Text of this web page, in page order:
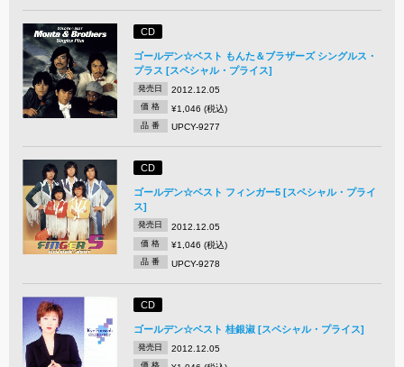
CD
ゴールデン☆ベスト もんた＆ブラザーズ シングルス・
プラス [スペシャル・プライス]
発売日 2012.12.05
価 格 ¥1,046 (税込)
品 番 UPCY-9277
CD
ゴールデン☆ベスト フィンガー5 [スペシャル・プライ
ス]
発売日 2012.12.05
価 格 ¥1,046 (税込)
品 番 UPCY-9278
CD
ゴールデン☆ベスト 桂銀淑 [スペシャル・プライス]
発売日 2012.12.05